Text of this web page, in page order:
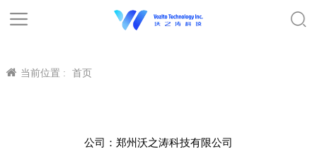
当前位置 : 首页
公司：郑州沃之涛科技有限公司